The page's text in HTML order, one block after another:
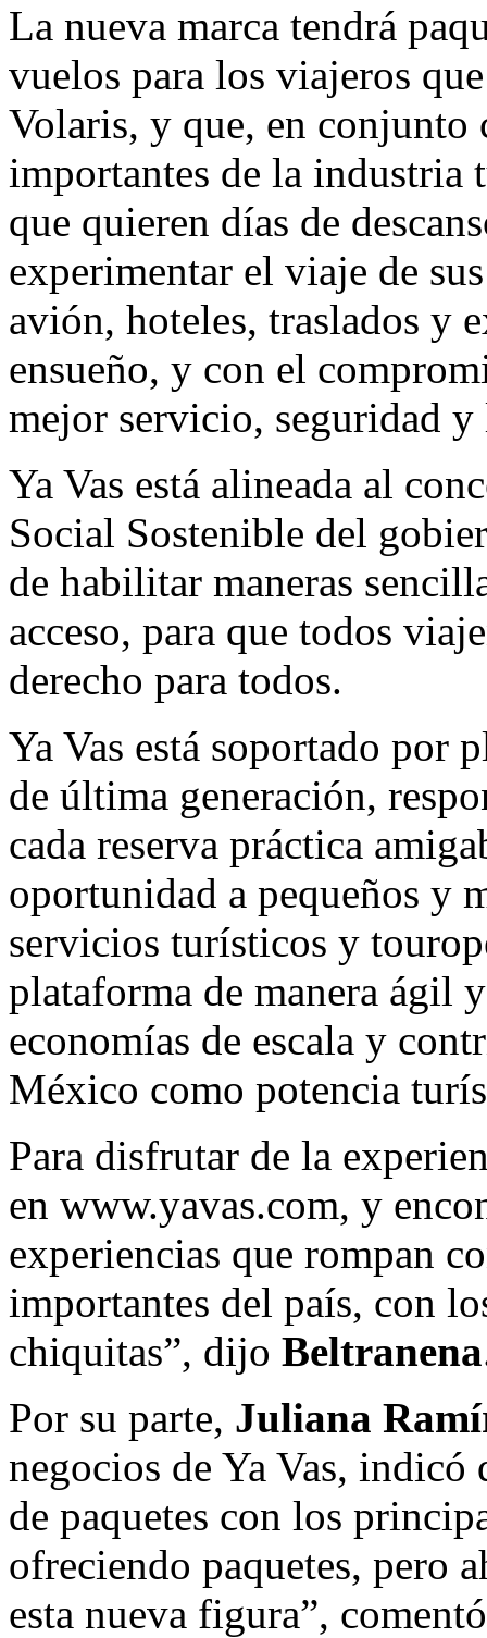
La nueva marca tendrá
vuelos para los viajeros
Volaris, y que, en conjunto
importantes de la industria
que quieren días de
experimentar el viaje de
avión, hoteles, traslados y
ensueño, y con el
mejor servicio, seguridad y
Ya Vas está alineada al
Social Sostenible del
de habilitar maneras
acceso, para que todos
derecho para todos.
Ya Vas está soportado por
de última generación,
cada reserva práctica
oportunidad a pequeños y
servicios turísticos y
plataforma de manera ágil
economías de escala y
México como potencia
Para disfrutar de la
en www.yavas.com, y
experiencias que rompan
importantes del país, con
chiquitas”, dijo Beltranena
Por su parte, Juliana
negocios de Ya Vas,
de paquetes con los
ofreciendo paquetes, pero
esta nueva figura”,